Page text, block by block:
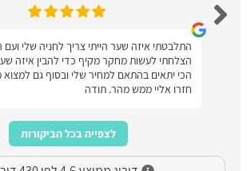
התלבטתי איזה שער הייתי צריך לחניה שלי
הצלחתי לעשות מחקר מקיף כדי להבין איזה
הכי יתאים בהתאם למחיר שלי ובסוף גם למצוא
חזרו אליי ממש מהר. תודה
לצפייה בכל הביקורות